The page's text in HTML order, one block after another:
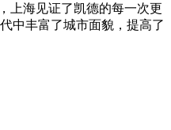
上海见证了凯德的每一次更
中丰富了城市面貌，提高了